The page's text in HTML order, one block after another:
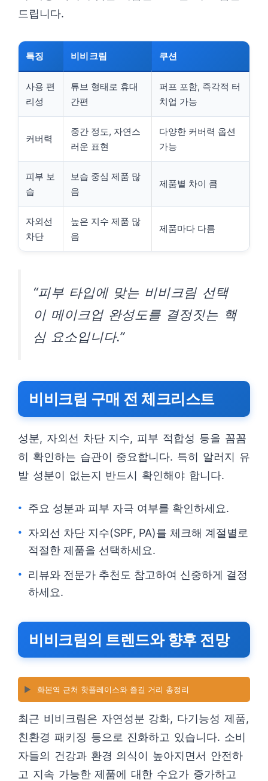
드립니다.
특징 비비크림 쿠션
사용 편
리성
튜브 형태로 휴대
간편
퍼프 포함, 즉각적 터
치업 가능
커버력
중간 정도, 자연스
러운 표현
다양한 커버력 옵션
가능
피부 보
습
보습 중심 제품 많
음
제품별 차이 큼
자외선
차단
높은 지수 제품 많
음
제품마다 다름
“피부 타입에 맞는 비비크림 선택
이 메이크업 완성도를 결정짓는 핵
심 요소입니다.”
비비크림 구매 전 체크리스트
성분, 자외선 차단 지수, 피부 적합성 등을 꼼꼼
히 확인하는 습관이 중요합니다. 특히 알러지 유
발 성분이 없는지 반드시 확인해야 합니다.
주요 성분과 피부 자극 여부를 확인하세요.
자외선 차단 지수(SPF, PA)를 체크해 계절별로
적절한 제품을 선택하세요.
리뷰와 전문가 추천도 참고하여 신중하게 결정
하세요.
비비크림의 트렌드와 향후 전망
▶️ 화본역 근처 핫플레이스와 즐길 거리 총정리
최근 비비크림은 자연성분 강화, 다기능성 제품,
친환경 패키징 등으로 진화하고 있습니다. 소비
자들의 건강과 환경 의식이 높아지면서 안전하
고 지속 가능한 제품에 대한 수요가 증가하고